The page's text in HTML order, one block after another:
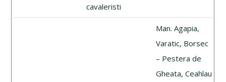
cavaleristi
Man. Agapia,
Varatic, Borsec
– Pestera de
Gheata, Ceahlau